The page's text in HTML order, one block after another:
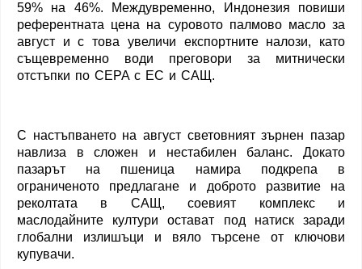
59% на 46%. Междувременно, Индонезия повиши
референтната цена на суровото палмово масло за
август и с това увеличи експортните налози, като
същевременно води преговори за митнически
отстъпки по CEPA с ЕС и САЩ.
С настъпването на август световният зърнен пазар
навлиза в сложен и нестабилен баланс. Докато
пазарът на пшеница намира подкрепа в
ограниченото предлагане и доброто развитие на
реколтата в САЩ, соевият комплекс и
маслодайните култури остават под натиск заради
глобални излишъци и вяло търсене от ключови
купувачи.